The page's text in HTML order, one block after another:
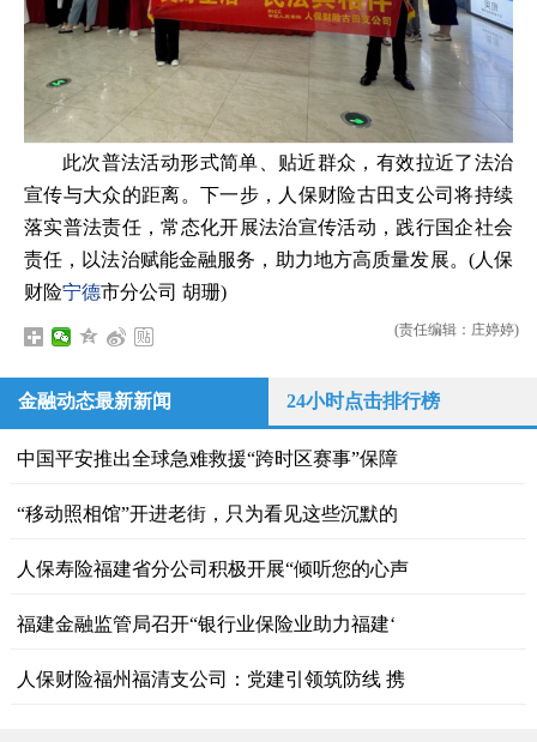
此次普法活动形式简单、贴近群众，有效拉近了法治
宣传与大众的距离。下一步，人保财险古田支公司将持续
落实普法责任，常态化开展法治宣传活动，践行国企社会
责任，以法治赋能金融服务，助力地方高质量发展。 (人保
财险宁德市分公司 胡珊)
(责任编辑：庄婷婷)
金融动态最新新闻 24小时点击排行榜
中国平安推出全球急难救援“跨时区赛事”保障
“移动照相馆”开进老街，只为看见这些沉默的
人保寿险福建省分公司积极开展“倾听您的心声
福建金融监管局召开“银行业保险业助力福建‘
人保财险福州福清支公司：党建引领筑防线 携